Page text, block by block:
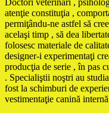
atenţie constituţia ,
permiţându-ne astfel să
acelaşi timp , să dea
folosesc materiale de
designer-i experimentaţi
producţia de serie , în pas
. Specialiştii noştri au
fost la schimburi de
vestimentaţie canină